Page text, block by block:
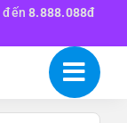
đến8.888.088đ